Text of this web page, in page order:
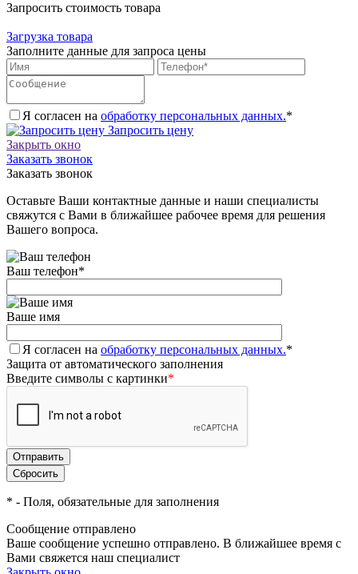
Запросить стоимость товара
Загрузка товара
Заполните данные для запроса цены
Я согласен на обработку персональных данных.*
Запросить цену
Закрыть окно
Заказать звонок
Заказать звонок
Оставьте Ваши контактные данные и наши специалисты
свяжутся с Вами в ближайшее рабочее время для решения
Вашего вопроса.
Ваш телефон*
Ваше имя
Я согласен на обработку персональных данных.*
Защита от автоматического заполнения
Введите символы с картинки*
* - Поля, обязательные для заполнения
Сообщение отправлено
Ваше сообщение успешно отправлено. В ближайшее время с
Вами свяжется наш специалист